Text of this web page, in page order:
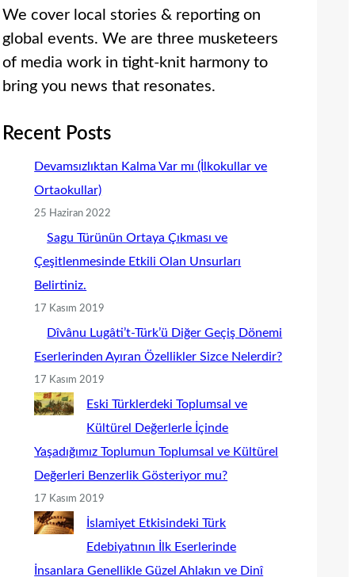
We cover local stories & reporting on
global events. We are three musketeers
of media work in tight-knit harmony to
bring you news that resonates.
Recent Posts
Devamsızlıktan Kalma Var mı (İlkokullar ve
Ortaokullar)
25 Haziran 2022
Sagu Türünün Ortaya Çıkması ve
Çeşitlenmesinde Etkili Olan Unsurları
Belirtiniz.
17 Kasım 2019
Dîvânu Lugâti’t-Türk’ü Diğer Geçiş Dönemi
Eserlerinden Ayıran Özellikler Sizce Nelerdir?
17 Kasım 2019
Eski Türklerdeki Toplumsal ve
Kültürel Değerlerle İçinde
Yaşadığımız Toplumun Toplumsal ve Kültürel
Değerleri Benzerlik Gösteriyor mu?
17 Kasım 2019
İslamiyet Etkisindeki Türk
Edebiyatının İlk Eserlerinde
İnsanlara Genellikle Güzel Ahlakın ve Dinî